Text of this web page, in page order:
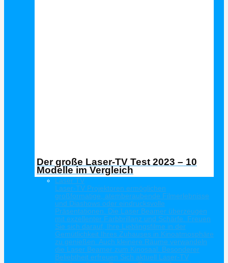
Der große Laser-TV Test 2023 – 10
Modelle im Vergleich
Laser TV
Laser-TV Projektoren ermöglichen
großformatige, atemberaubende Filmerlebnisse
und Diashows oder eindrucksvolle
Präsentationen. Die Laser Beamer überzeugen
mit exzellenter Farbbrillanz und Schärfe. Freuen
Sie sich darauf, Ihre Lieblingsfilme in der
Gemütlichkeit Ihres Zuhauses in Kinoatmosphäre
zu genießen. Auch kleinere Räume verwandeln
die Laser Beamer zum Kinosaal. Besonderer
Beliebtheit erfreuen Sich aktuell Laser-TV